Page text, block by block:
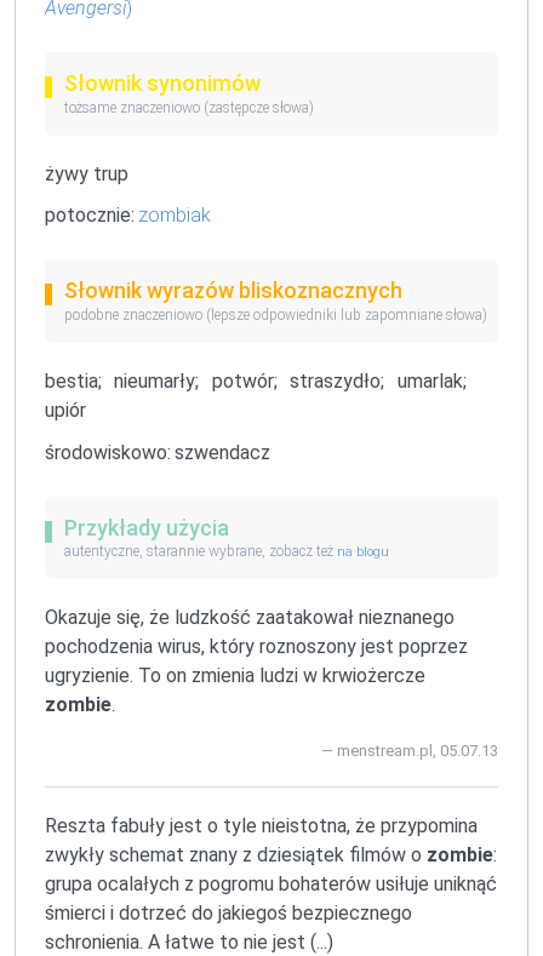
Avengersi)
Słownik synonimów
tożsame znaczeniowo (zastępcze słowa)
żywy trup
potocznie: zombiak
Słownik wyrazów bliskoznacznych
podobne znaczeniowo (lepsze odpowiedniki lub zapomniane słowa)
bestia; nieumarły; potwór; straszydło; umarlak;
upiór
środowiskowo: szwendacz
Przykłady użycia
autentyczne, starannie wybrane, zobacz też na blogu
Okazuje się, że ludzkość zaatakował nieznanego
pochodzenia wirus, który roznoszony jest poprzez
ugryzienie. To on zmienia ludzi w krwiożercze
zombie.
menstream.pl, 05.07.13
Reszta fabuły jest o tyle nieistotna, że przypomina
zwykły schemat znany z dziesiątek filmów o zombie:
grupa ocalałych z pogromu bohaterów usiłuje uniknąć
śmierci i dotrzeć do jakiegoś bezpiecznego
schronienia. A łatwe to nie jest (...)